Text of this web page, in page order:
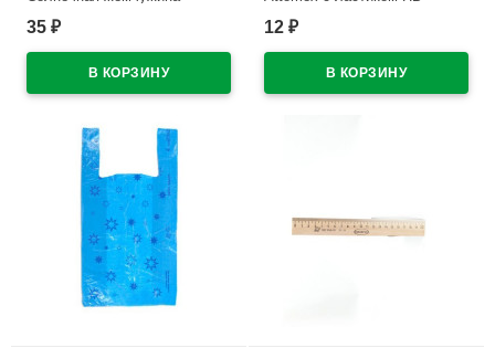
(Sunpearl) 60*13мм
35 ₽
зеленый корпус, пластиковый
12 ₽